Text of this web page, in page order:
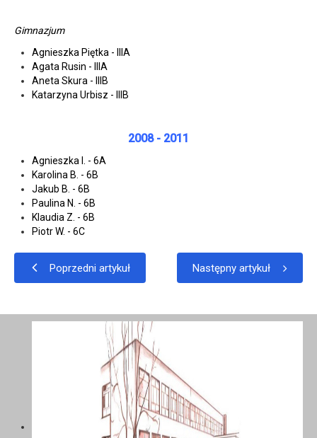
Gimnazjum
Agnieszka Piętka - IIIA
Agata Rusin - IIIA
Aneta Skura - IIIB
Katarzyna Urbisz - IIIB
2008 - 2011
Agnieszka I. - 6A
Karolina B. - 6B
Jakub B. - 6B
Paulina N. - 6B
Klaudia Z. - 6B
Piotr W. - 6C
Poprzedni artykuł Następny artykuł